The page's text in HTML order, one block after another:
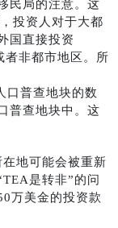
民局的注意。这
投资人对于大都
国直接投资
者非都市地区。所
口普查地块的数
普查地块中。这
地可能会被重新
是转非”的问
万美金的投资款